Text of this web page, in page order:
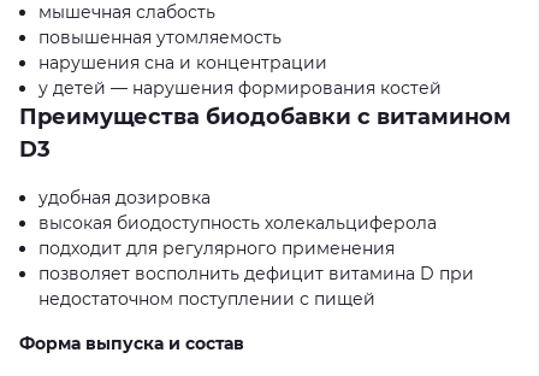
мышечная слабость
повышенная утомляемость
нарушения сна и концентрации
у детей — нарушения формирования костей
Преимущества биодобавки с витамином
D3
удобная дозировка
высокая биодоступность холекальциферола
подходит для регулярного применения
позволяет восполнить дефицит витамина D при
недостаточном поступлении с пищей
Форма выпуска и состав